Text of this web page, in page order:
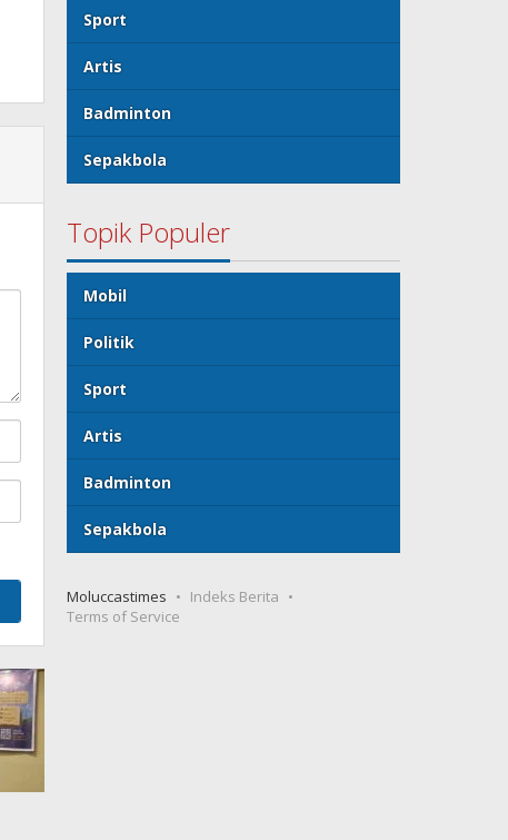
Sport
Artis
Badminton
Sepakbola
Topik Populer
Mobil
Politik
Sport
Artis
Badminton
Sepakbola
Moluccastimes
Indeks Berita
Terms of Service